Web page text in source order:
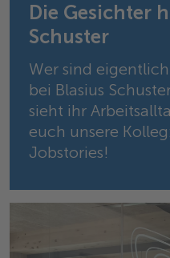
Die Gesichter
Schuster
Wer sind
bei Blasius
sieht ihr
euch unsere
Jobstories!